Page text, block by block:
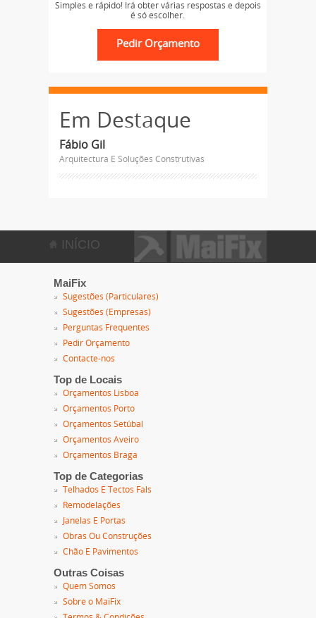
Simples e rápido! Irá obter várias respostas e depois
é só escolher.
Em Destaque
Fábio Gil
Arquitectura E Soluções Construtivas
INÍCIO
MaiFix
Sugestões (Particulares)
Sugestões (Empresas)
Perguntas Frequentes
Pedir Orçamento
Contacte-nos
Top de Locais
Orçamentos Lisboa
Orçamentos Porto
Orçamentos Setúbal
Orçamentos Aveiro
Orçamentos Braga
Top de Categorias
Telhados E Tectos Fals
Remodelações
Janelas E Portas
Obras Ou Construções
Chão E Pavimentos
Outras Coisas
Quem Somos
Sobre o MaiFix